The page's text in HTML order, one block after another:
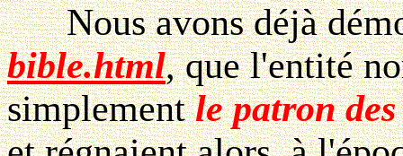
Nous avons déjà
bible.html, que l'entité
simplementle patron